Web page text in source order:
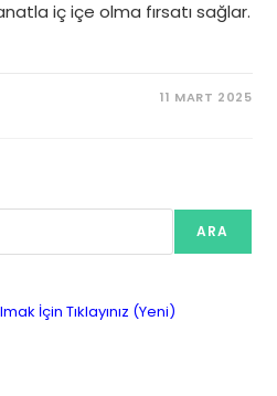
iç içe olma fırsatı sağlar.
11 MART 2025
ARA
İçin Tıklayınız (Yeni)